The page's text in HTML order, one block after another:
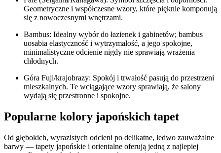
Geometryczne i współczesne wzory, które pięknie komponują
się z nowoczesnymi wnętrzami.
Bambus: Idealny wybór do łazienek i gabinetów; bambus
uosabia elastyczność i wytrzymałość, a jego spokojne,
minimalistyczne odcienie nigdy nie sprawiają wrażenia
chłodnych.
Góra Fuji/krajobrazy: Spokój i trwałość pasują do przestrzeni
mieszkalnych. Te wciągające wzory sprawiają, że salony
wydają się przestronne i spokojne.
Popularne kolory japońskich tapet
Od głębokich, wyrazistych odcieni po delikatne, ledwo zauważalne
barwy — tapety japońskie i orientalne oferują jedną z najlepiej